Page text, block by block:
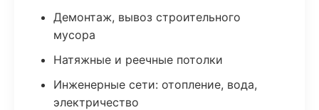
Демонтаж, вывоз строительного
мусора
Натяжные и реечные потолки
Инженерные сети: отопление, вода,
электричество